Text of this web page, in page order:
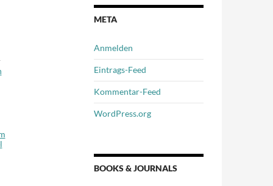
META
Anmelden
Eintrags-Feed
Kommentar-Feed
WordPress.org
BOOKS & JOURNALS